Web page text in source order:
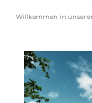
Willkommen in